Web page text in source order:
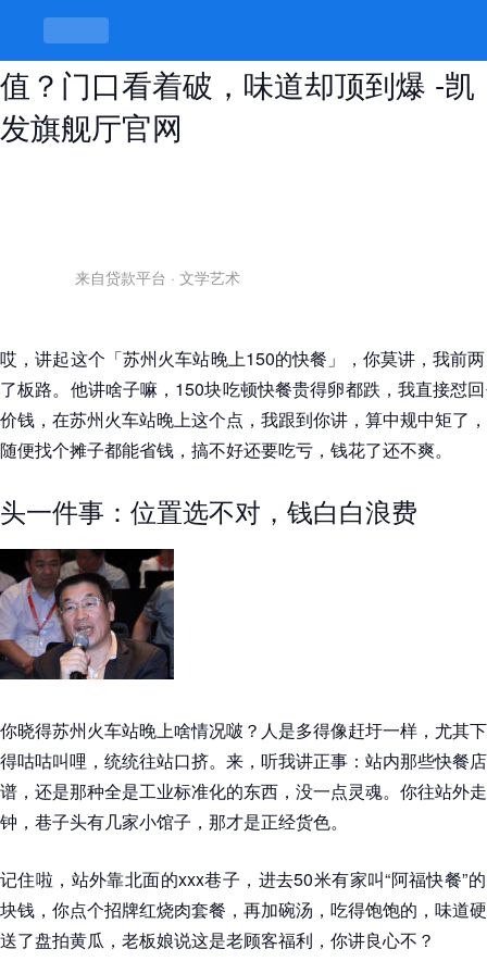
苏州火车站晚上150的快餐到底值不
值？门口看着破，味道却顶到爆 -凯
发旗舰厅官网
来自贷款平台 · 文学艺术
哎，讲起这个「苏州火车站晚上150的快餐」，你莫讲，我前
了板路。他讲啥子嘛，150块吃顿快餐贵得卵都跌，我直接怼
价钱，在苏州火车站晚上这个点，我跟到你讲，算中规中矩了
随便找个摊子都能省钱，搞不好还要吃亏，钱花了还不爽。
头一件事：位置选不对，钱白白浪费
你晓得苏州火车站晚上啥情况啵？人是多得像赶圩一样，尤其
得咕咕叫哩，统统往站口挤。来，听我讲正事：站内那些快餐
谱，还是那种全是工业标准化的东西，没一点灵魂。你往站外
钟，巷子头有几家小馆子，那才是正经货色。
记住啦，站外靠北面的xxx巷子，进去50米有家叫“阿福快餐”
块钱，你点个招牌红烧肉套餐，再加碗汤，吃得饱饱的，味道
送了盘拍黄瓜，老板娘说这是老顾客福利，你讲良心不？